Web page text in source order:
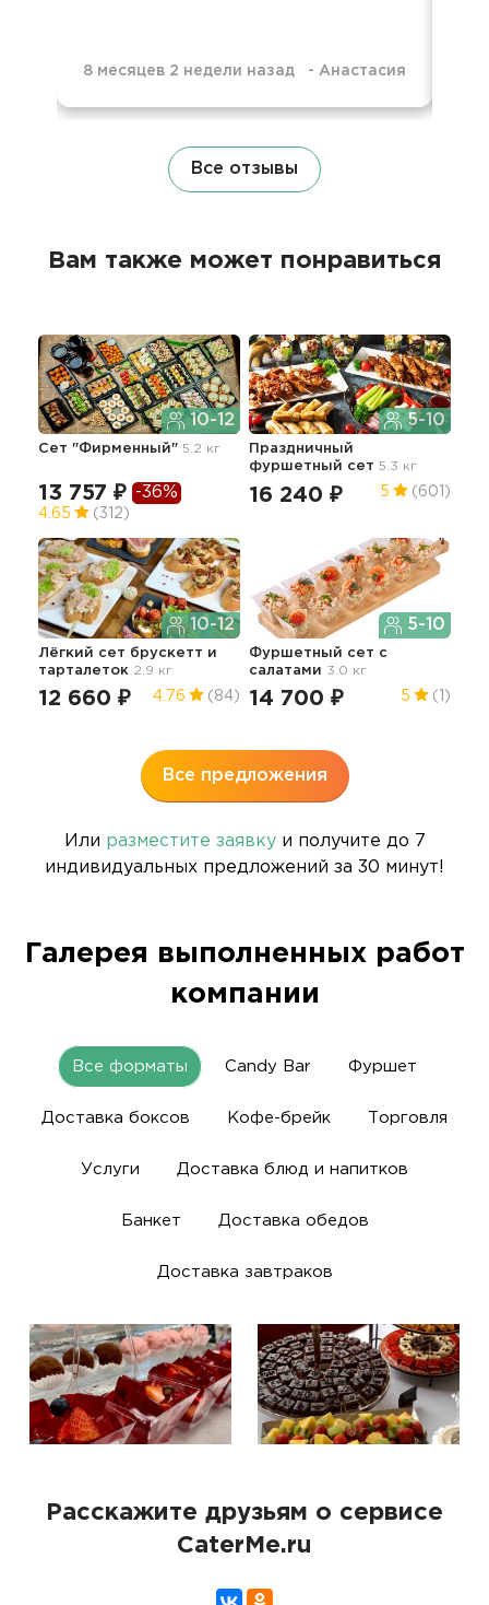
8 месяцев 2 недели назад - Анастасия
Все отзывы
Вам также может понравиться
10-12
Сет "Фирменный" 5.2 кг
13 757 ₽ -36%
4.65 (312)
5-10
Праздничный
фуршетный сет 5.3 кг
16 240 ₽ 5 (601)
10-12
Лёгкий сет брускетт и
тарталеток 2.9 кг
12 660 ₽ 4.76 (84)
5-10
Фуршетный сет с
салатами 3.0 кг
14 700 ₽ 5 (1)
Все предложения
Или разместите заявкуи получите до 7
индивидуальных предложений за 30 минут!
Галерея выполненных работ
компании
Все форматы Candy Bar Фуршет
Доставка боксов Кофе-брейк Торговля
Услуги Доставка блюд и напитков
Банкет Доставка обедов
Доставка завтраков
Расскажите друзьям о сервисе
CaterMe.ru